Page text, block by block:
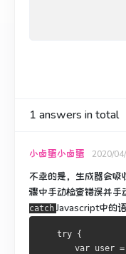
1 answers in total
小卤蛋小卤蛋 2020/
不幸的是，生成器会吸
骤中手动检查错误并手
catch Javascript中的
   try {
var user